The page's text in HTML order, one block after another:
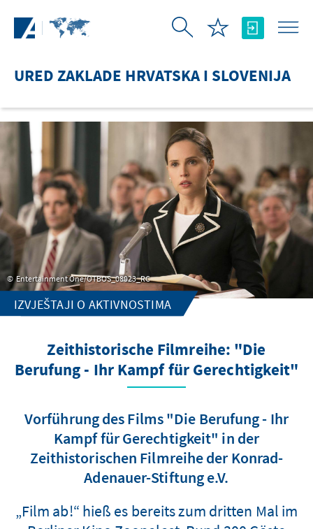
URED ZAKLADE HRVATSKA I SLOVENIJA
Entertainment One/OTBOS_08023_RC
IZVJEŠTAJI O AKTIVNOSTIMA
Zeithistorische Filmreihe: "Die
Berufung - Ihr Kampf für Gerechtigkeit"
Vorführung des Films "Die Berufung - Ihr
Kampf für Gerechtigkeit" in der
Zeithistorischen Filmreihe der Konrad-
Adenauer-Stiftung e.V.
„Film ab!“ hieß es bereits zum dritten Mal im